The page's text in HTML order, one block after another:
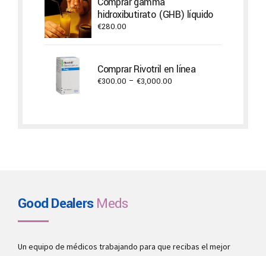
€22,000.00
hidroxibutirato (GHB) líquido
€280.00
Comprar Rivotril en línea
€300.00 – €3,000.00
Good DealersMeds
Un equipo de médicos trabajando para que recibas el mejor